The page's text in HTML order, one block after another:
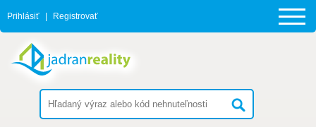
Prihlásiť Registrovať